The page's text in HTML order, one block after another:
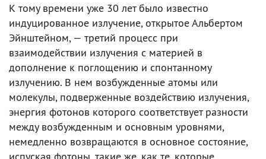
К тому времени уже 30 лет было известно
индуцированное излучение, открытое Альбертом
Эйнштейном, — третий процесс при
взаимодействии излучения с материей в
дополнение к поглощению и спонтанному
излучению. В нем возбужденные атомы или
молекулы, подверженные воздействию излучения,
энергия фотонов которого соответствует разности
между возбужденным и основным уровнями,
немедленно возвращаются в основное состояние,
испуская фотоны, такие же, как те, которые